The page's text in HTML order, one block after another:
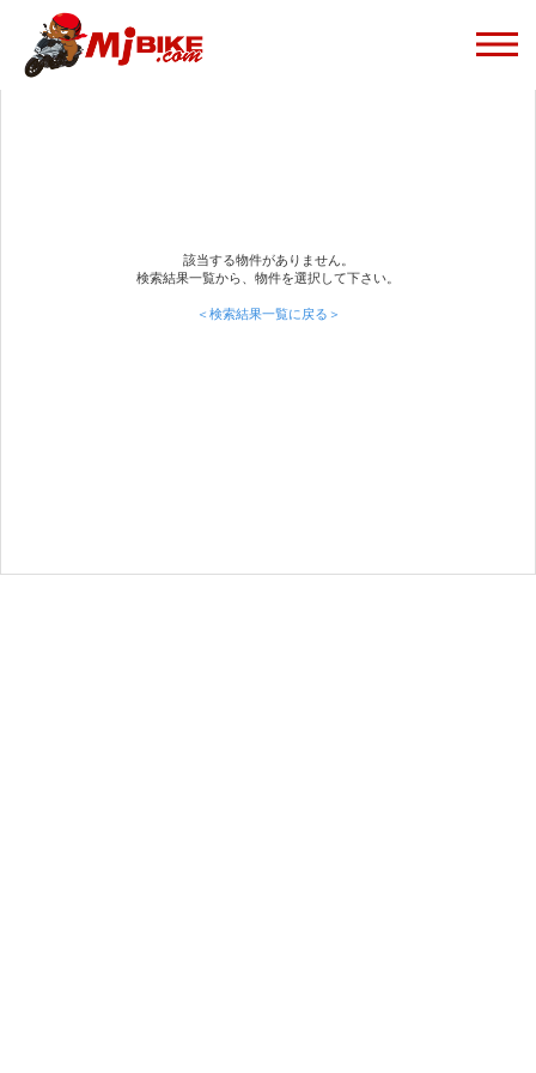
該当する物件がありません。
検索結果一覧から、物件を選択して下さい。
＜検索結果一覧に戻る＞